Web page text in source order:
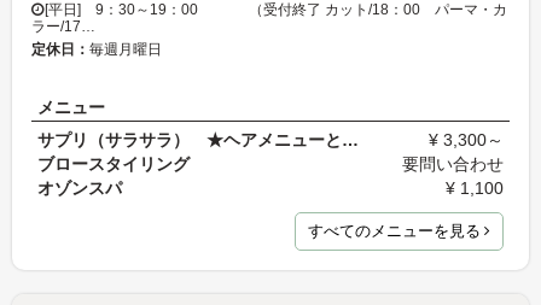
[平日] 9：30～19：00 （受付終了 カット/18：00 パーマ・カ
ラー/17…
定休日： 毎週月曜日
メニュー
サプリ（サラサラ） ★ヘアメニューとセットの場合
¥ 3,300～
ブロースタイリング
要問い合わせ
オゾンスパ
¥ 1,100
すべてのメニューを見る